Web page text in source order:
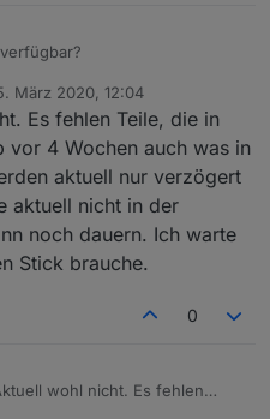
März 2020, 12:04
von
Es fehlen Teile, die in
vor 4 Wochen auch was in
aktuell nur verzögert
aktuell nicht in der
noch dauern. Ich warte
Stick brauche.
0
wohl nicht. Es fehlen